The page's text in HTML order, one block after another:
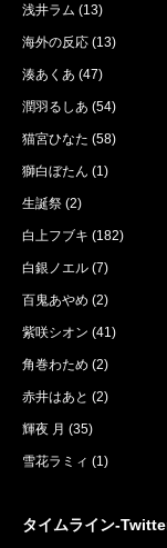
浅井ラム (13)
海外の反応 (13)
湊あくあ (47)
潤羽るしあ (54)
猫宮ひなた (58)
獅白ぼたん (1)
生誕祭 (2)
白上フブキ (182)
白銀ノエル (7)
百鬼あやめ (2)
紫咲シオン (41)
角巻わため (2)
赤井はあと (2)
輝夜 月 (35)
雪花ラミィ (1)
タイムライン-